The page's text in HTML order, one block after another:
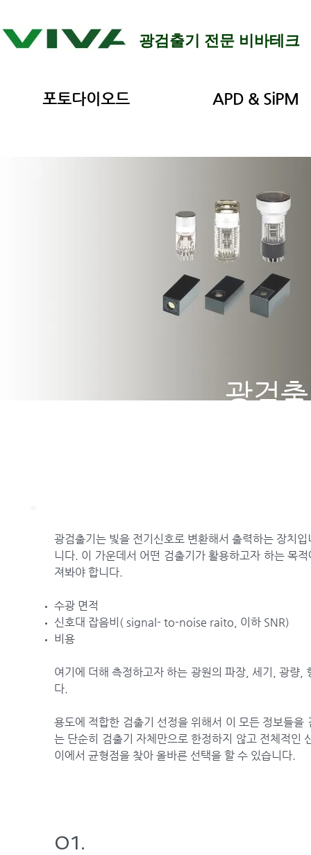
광검출기 전문 비바테크
포토다이오드 APD & SiPM
광검출기는 빛을 전기신호로 변환해서 출력하는 장치
니다. 이 가운데서 어떤 검출기가 활용하고자 하는 목
져봐야 합니다.
수광 면적
신호대 잡음비( signal- to-noise raito, 이하 SNR)
비용
여기에 더해 측정하고자 하는 광원의 파장, 세기, 광량
다.
용도에 적합한 검출기 선정을 위해서 이 모든 정보들
는 단순히 검출기 자체만으로 한정하지 않고 전체적인
이에서 균형점을 찾아 올바른 선택을 할 수 있습니다.
01.
광검